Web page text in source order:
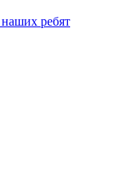
наших ребят